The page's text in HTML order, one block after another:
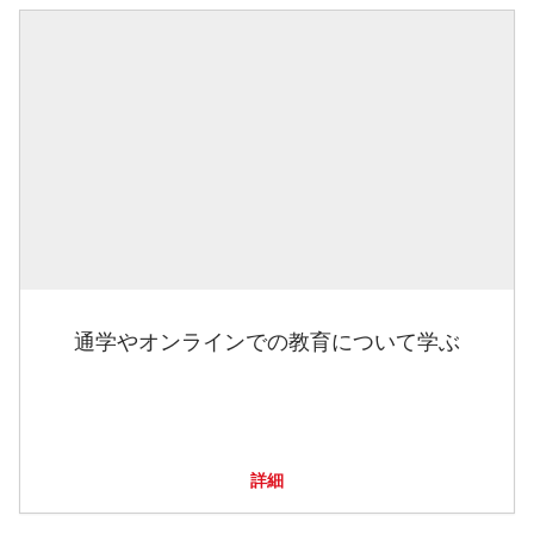
通学やオンラインでの教育について学ぶ
詳細